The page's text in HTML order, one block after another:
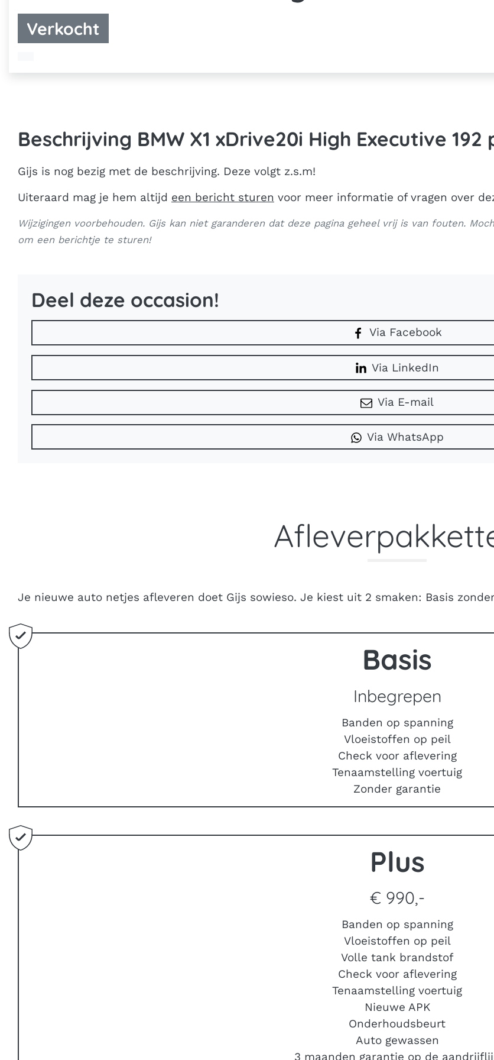
Verkocht
Beschrijving BMW X1 xDrive20i High Executive 192
Gijs is nog bezig met de beschrijving. Deze volgt z.s.m!
Uiteraard mag je hem altijd een bericht sturen voor meer informatie of vragen over
Wijzigingen voorbehouden. Gijs kan niet garanderen dat deze pagina geheel vrij is van fouten.
om een berichtje te sturen!
Deel deze occasion!
Via Facebook
Via LinkedIn
Via E-mail
Via WhatsApp
Je nieuwe auto netjes afleveren doet Gijs sowieso. Je kiest uit 2 smaken: Basis
Basis
Inbegrepen
Banden op spanning
Vloeistoffen op peil
Check voor aflevering
Tenaamstelling voertuig
Zonder garantie
Plus
€ 990,-
Banden op spanning
Vloeistoffen op peil
Volle tank brandstof
Check voor aflevering
Tenaamstelling voertuig
Nieuwe APK
Onderhoudsbeurt
Auto gewassen
3 maanden garantie op de